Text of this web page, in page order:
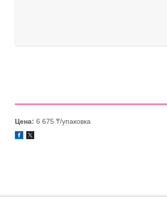
Цена: 6 675 ₸/упаковка